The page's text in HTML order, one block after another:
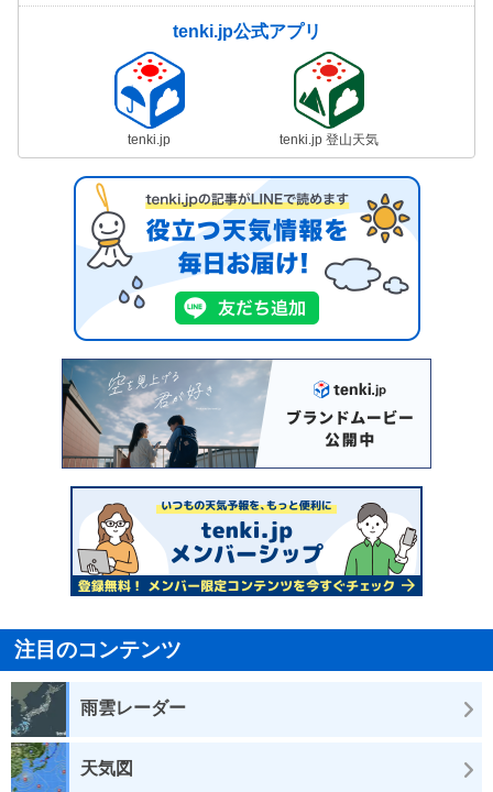
tenki.jp公式アプリ
tenki.jp tenki.jp 登山天気
注目のコンテンツ
雨雲レーダー
天気図